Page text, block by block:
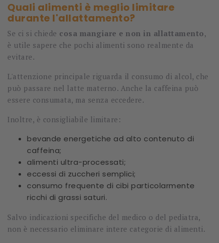
Quali alimenti è meglio limitare
durante l'allattamento?
Se ci si chiede cosa mangiare e non in allattamento,
è utile sapere che pochi alimenti sono realmente da
evitare.
L'attenzione principale riguarda il consumo di alcol, che
può passare nel latte materno. Anche la caffeina può
essere consumata, ma senza eccedere.
Inoltre, è consigliabile limitare:
bevande energetiche ad alto contenuto di
caffeina;
alimenti ultra-processati;
eccessi di zuccheri semplici;
consumo frequente di cibi particolarmente
ricchi di grassi saturi.
Salvo indicazioni specifiche del medico o del pediatra,
non è necessario eliminare intere categorie di alimenti.